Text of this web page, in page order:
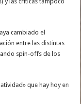
cambiado el
entre las distintas
spin-offs de los
que hay hoy en